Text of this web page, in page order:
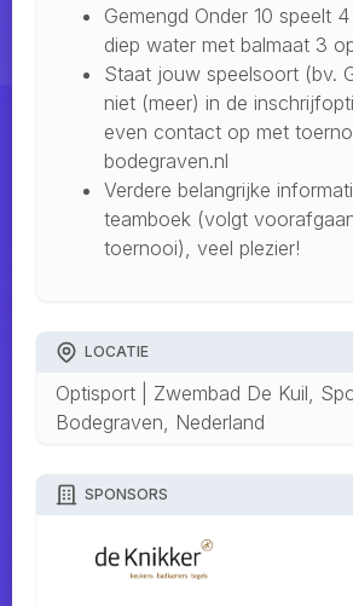
Gemengd Onder 10 speelt
diep water met balmaat 3
Staat jouw speelsoort (bv.
niet (meer) in de
even contact op met
bodegraven.nl
Verdere belangrijke
teamboek (volgt
toernooi), veel plezier!
LOCATIE
Optisport | Zwembad De Kuil,
Bodegraven, Nederland
SPONSORS